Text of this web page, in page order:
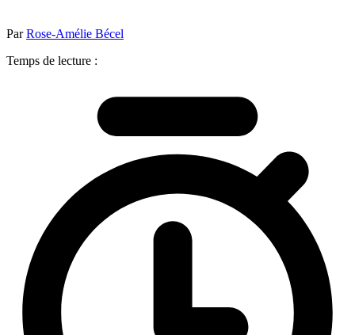
ParRose-Amélie Bécel
Temps de lecture :